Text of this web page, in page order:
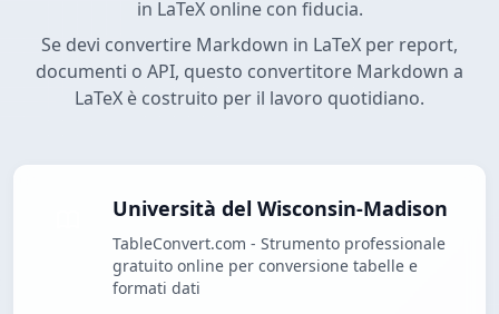
in LaTeX online con fiducia.
Se devi convertire Markdown in LaTeX per report,
documenti o API, questo convertitore Markdown a
LaTeX è costruito per il lavoro quotidiano.
Università del Wisconsin-Madison
TableConvert.com - Strumento professionale
gratuito online per conversione tabelle e
formati dati